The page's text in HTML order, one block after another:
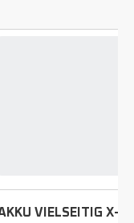
VIELSEITIG X-